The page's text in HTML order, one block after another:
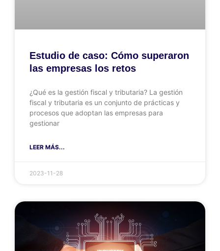
Estudio de caso: Cómo superaron
las empresas los retos
¿Qué es la gestión fiscal y tributaria? La gestión
fiscal y tributaria es un conjunto de prácticas y
procesos que adoptan las empresas para
gestionar
LEER MÁS...
2023-11-28